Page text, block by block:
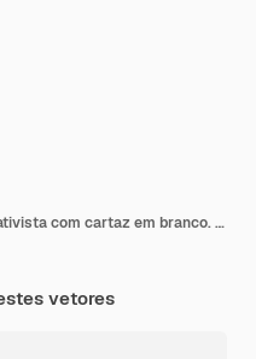
Enorme mão apontando para ativista com cartaz em branco. Manifestante feminina na ilustração vetorial plana de demonstração. Protesto, política, conceito de liberdade para banner, design de site ou página de destino
vetores